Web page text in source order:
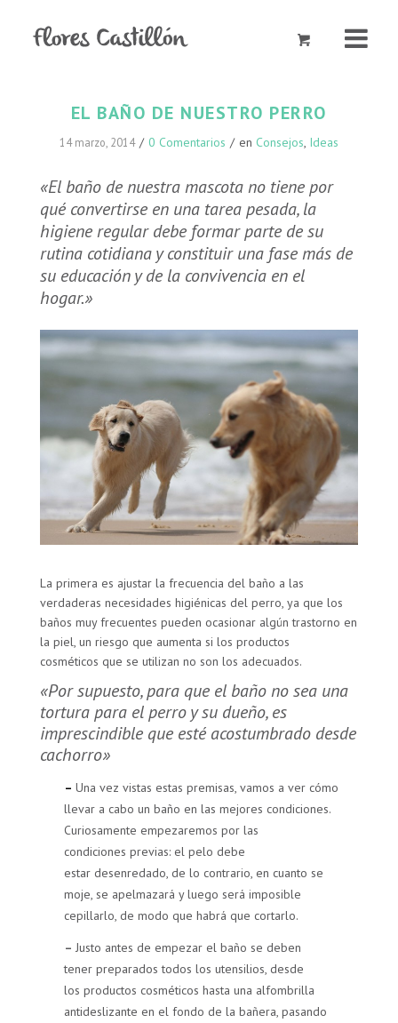
EL BAÑO DE NUESTRO PERRO
14 marzo, 2014 / 0 Comentarios / en Consejos, Ideas
«El baño de nuestra mascota no tiene por
qué convertirse en una tarea pesada, la
higiene regular debe formar parte de su
rutina cotidiana y constituir una fase más de
su educación y de la convivencia en el
hogar.»
La primera es ajustar la frecuencia del baño a las
verdaderas necesidades higiénicas del perro, ya que los
baños muy frecuentes pueden ocasionar algún trastorno en
la piel, un riesgo que aumenta si los productos
cosméticos que se utilizan no son los adecuados.
«Por supuesto, para que el baño no sea una
tortura para el perro y su dueño, es
imprescindible que esté acostumbrado desde
cachorro»
– Una vez vistas estas premisas, vamos a ver cómo
llevar a cabo un baño en las mejores condiciones.
Curiosamente empezaremos por las
condiciones previas: el pelo debe
estar desenredado, de lo contrario, en cuanto se
moje, se apelmazará y luego será imposible
cepillarlo, de modo que habrá que cortarlo.
– Justo antes de empezar el baño se deben
tener preparados todos los utensilios, desde
los productos cosméticos hasta una alfombrilla
antideslizante en el fondo de la bañera, pasando